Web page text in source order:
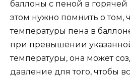
баллоны с пеной в
этом нужно помнить о
температуры пена в
при превышении
температуры, она может
давление для того, чтобы